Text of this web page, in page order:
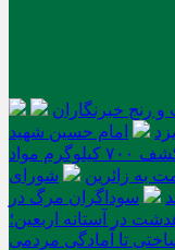
رنج خبرنگاران
امام حسین شهید
هلاکت چهار شرور مسلح وکشف ۷۰۰ کیلوگرم مواد
به زائرین
شورای
سوداگران مرگ در
در آستانه اربعین؛
تا آمادگی مردمی